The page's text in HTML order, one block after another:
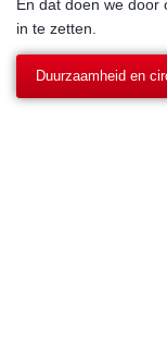
En dat doen we
in te zetten.
Duurzaamheid en